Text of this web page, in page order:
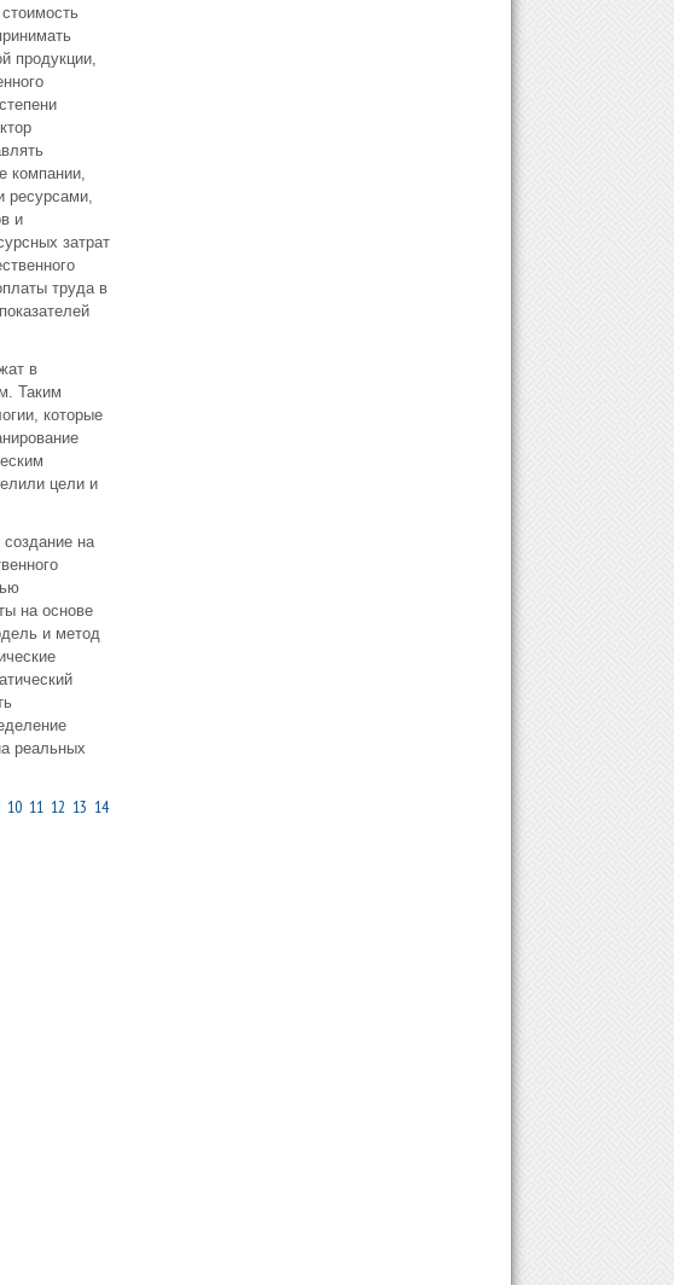
продукции,
компании,
ресурсами,
и
затрат
труда в
в
Таким
которые
цели и
на
на основе
и метод
реальных
10 11 12 13 14